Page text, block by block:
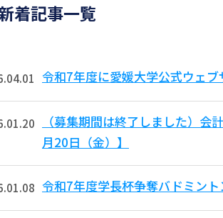
着記事一覧
令和7年度に愛媛大学公式ウェ
（募集期間は終了しました）
月20日（金）】
令和7年度学長杯争奪バドミン